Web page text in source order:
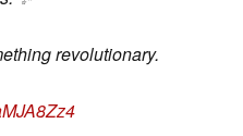
revolutionary.